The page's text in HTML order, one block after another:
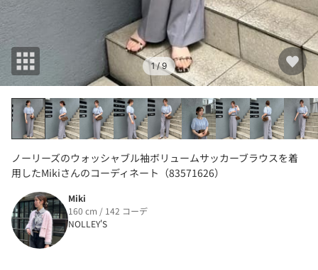
1/ 9
ノーリーズのウォッシャブル袖ボリュームサッカーブラウスを着
用したMikiさんのコーディネート（83571626）
Miki
160 cm / 142 コーデ
NOLLEY'S